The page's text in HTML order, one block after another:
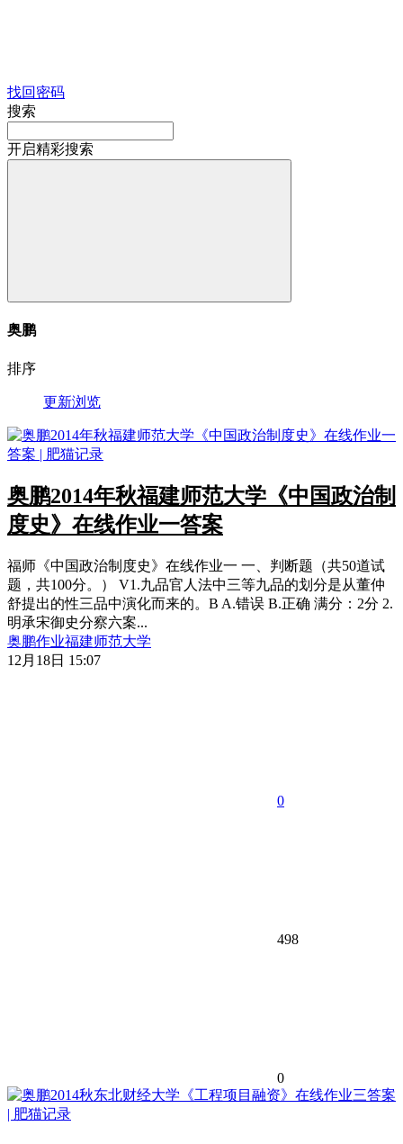
找回密码
搜索
开启精彩搜索
奥鹏
排序
更新浏览
奥鹏2014年秋福建师范大学《中国政治制
度史》在线作业一答案
福师《中国政治制度史》在线作业一 一、判断题（共50道试
题，共100分。） V1.九品官人法中三等九品的划分是从董仲
舒提出的性三品中演化而来的。B A.错误 B.正确 满分：2分 2.
明承宋御史分察六案...
奥鹏作业福建师范大学
12月18日 15:07
0
498
0